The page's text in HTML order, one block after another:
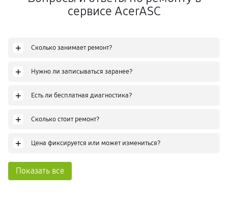
сервисе AcerASC
+ Сколько занимает ремонт?
+ Нужно ли записываться заранее?
+ Есть ли бесплатная диагностика?
+ Сколько стоит ремонт?
+ Цена фиксируется или может измениться?
Показать все